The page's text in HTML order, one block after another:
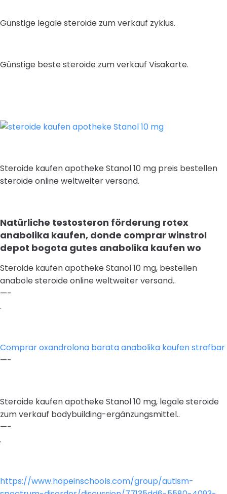
Günstige legale steroide zum verkauf zyklus.
Günstige beste steroide zum verkauf Visakarte.
Steroide kaufen apotheke Stanol 10 mg preis bestellen
steroide online weltweiter versand.
Natürliche testosteron förderung rotex
anabolika kaufen, donde comprar winstrol
depot bogota gutes anabolika kaufen wo
Steroide kaufen apotheke Stanol 10 mg, bestellen
anabole steroide online weltweiter versand..
—-
.
Comprar oxandrolona barata anabolika kaufen strafbar
—-
Steroide kaufen apotheke Stanol 10 mg, legale steroide
zum verkauf bodybuilding-ergänzungsmittel..
—-
.
https://www.hopeinschools.com/group/autism-